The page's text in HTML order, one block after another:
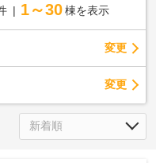
1～30 棟を表示
変更
変更